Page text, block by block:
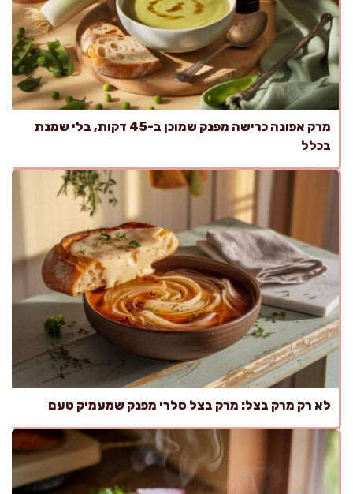
מרק אפונה כרישה מפנק שמוכן ב-45 דקות, בלי שמנת
בכלל
לא רק מרק בצל: מרק בצל סלרי מפנק שמעמיק טעם